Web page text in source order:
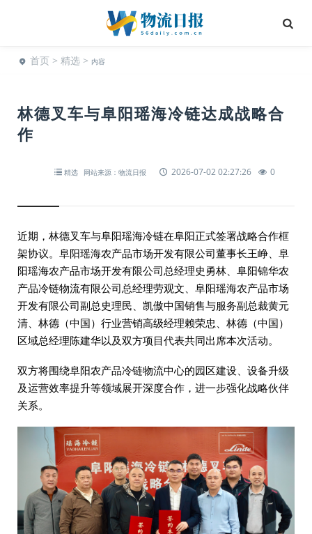
首页 > 精选 > 内容
林德叉车与阜阳瑶海冷链达成战略合
作
精选 网站来源：物流日报 2026-07-02 02:27:26 0
近期，林德叉车与阜阳瑶海冷链在阜阳正式签署战略合作框
架协议。阜阳瑶海农产品市场开发有限公司董事长王峥、阜
阳瑶海农产品市场开发有限公司总经理史勇林、阜阳锦华农
产品冷链物流有限公司总经理劳观文、阜阳瑶海农产品市场
开发有限公司副总史理民、凯傲中国销售与服务副总裁黄元
清、林德（中国）行业营销高级经理赖荣忠、林德（中国）
区域总经理陈建华以及双方项目代表共同出席本次活动。
双方将围绕阜阳农产品冷链物流中心的园区建设、设备升级
及运营效率提升等领域展开深度合作，进一步强化战略伙伴
关系。